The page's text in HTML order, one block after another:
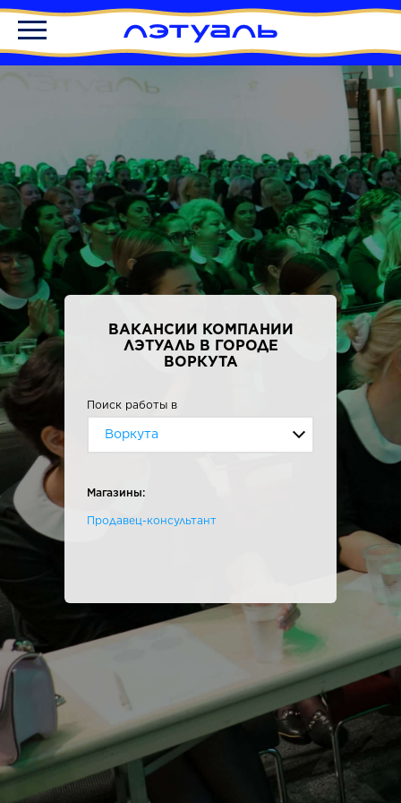
ВАКАНСИИ КОМПАНИИ
ЛЭТУАЛЬ В ГОРОДЕ
ВОРКУТА
Поиск работы в
Воркута
Магазины:
Продавец-консультант